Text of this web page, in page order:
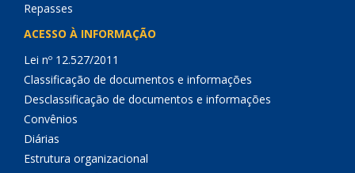
Repasses
ACESSO À INFORMAÇÃO
Lei nº 12.527/2011
Classificação de documentos e informações
Desclassificação de documentos e informações
Convênios
Diárias
Estrutura organizacional